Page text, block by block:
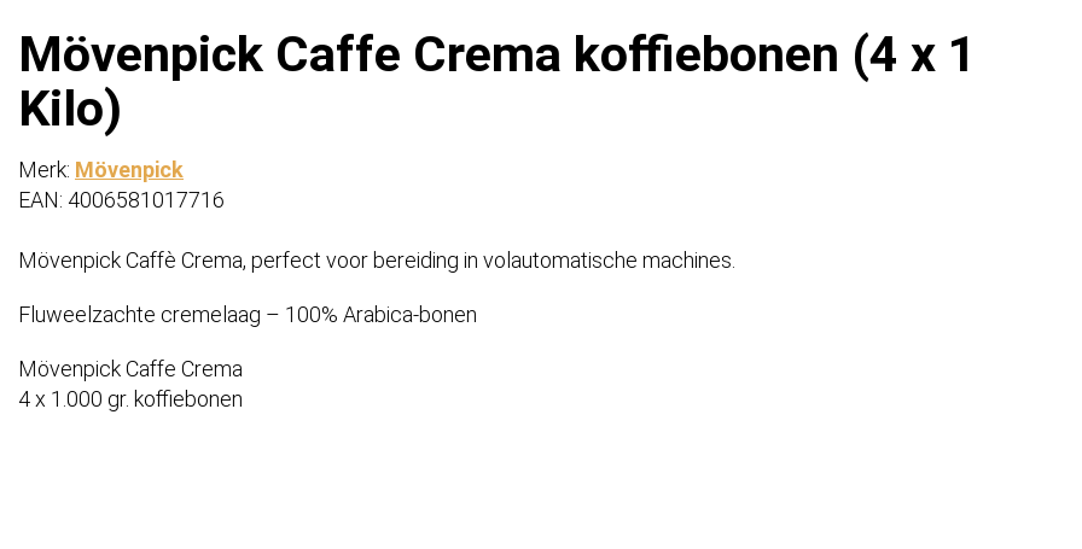
Mövenpick Caffe Crema koffiebonen (4 x 1
Kilo)
Merk: Mövenpick
EAN: 4006581017716
Mövenpick Caffè Crema, perfect voor bereiding in volautomatische machines.
Fluweelzachte cremelaag – 100% Arabica-bonen
Mövenpick Caffe Crema
4 x 1.000 gr. koffiebonen